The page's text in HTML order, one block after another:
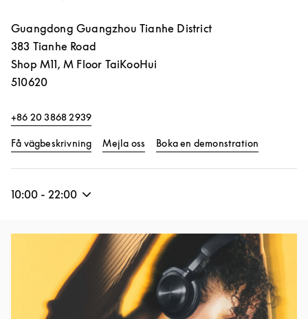
Guangdong Guangzhou Tianhe District
383 Tianhe Road
Shop M11, M Floor TaiKooHui
510620
+86 20 3868 2939
Få vägbeskrivningLink Opens in New Tab
Mejla oss Boka en demonstration
10:00 - 22:00